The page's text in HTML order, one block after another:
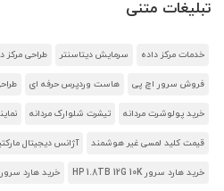
تبلیغات متنی
خدمات مرکز داده سرمایش دیتاسنتر طراحی مرکز
فروش سرور اچ پی هاست وردپرس حرفه ای
خرید پولوشرت مردانه تیشرت شلوارک مردانه
قیمت کلید لمسی غیر هوشمند آژانس دیجیتال
خرید هارد سرور HP 1.8TB 12G 10K خرید هارد سرور HP 1.2TB 10K 12G